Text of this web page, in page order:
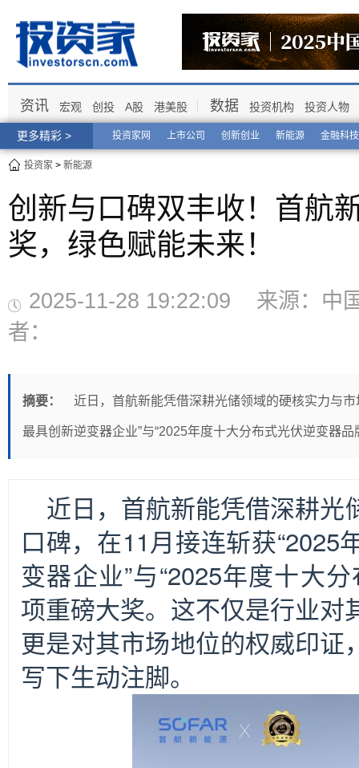
更多精彩 > 投资家网 上市公司 创新创业 新能源 金融科技
资讯 宏观 创投 A股 港美股 数据 投资机构 投资人物
投资家 > 新能源
创新与口碑双丰收！首航
奖，绿色赋能未来！
2025-11-28 19:22:09 来源：中
者：
摘要： 近日，首航新能凭借深耕光储领域的硬核实力与
最具创新逆变器企业”与“2025年度十大分布式光伏逆变器品
近日，首航新能凭借深耕光
口碑，在11月接连斩获“2025
变器企业”与“2025年度十大
项重磅大奖。这不仅是行业对
更是对其市场地位的权威印证
写下生动注脚。